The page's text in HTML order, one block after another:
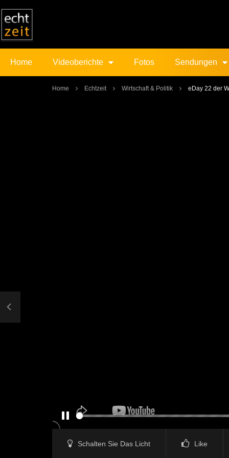
Home Videoberichte Fotos Sendungen
Home Echtzeit Wirtschaft & Politik eDay 22 der
Schalten Sie Das Licht Like